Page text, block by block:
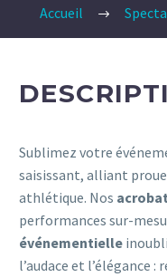
Accueil
Sublimez votre
saisissant, alliant
athlétique. Nos
performances sur-
événementielle
l’audace et l’élégance